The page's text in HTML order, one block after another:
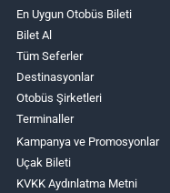
En Uygun Otobüs Bileti
Bilet Al
Tüm Seferler
Destinasyonlar
Otobüs Şirketleri
Terminaller
Kampanya ve Promosyonlar
Uçak Bileti
KVKK Aydınlatma Metni